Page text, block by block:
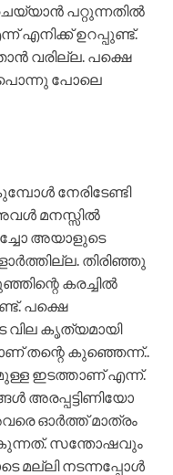
പറ്റുന്നതിൽ
എനിക്ക് ഉറപ്പുണ്ട്.
വരില്ല. പക്ഷെ
പൊന്നു പോലെ
നേരിടേണ്ടി
മനസ്സിൽ
അയാളുടെ
തിരിഞ്ഞു
കരച്ചിൽ
പക്ഷെ
കൃത്യമായി
തന്റെ കുഞ്ഞെന്ന്..
ഇടത്താണ് എന്ന്.
അരപ്പട്ടിണിയോ
ഓർത്ത് മാത്രം
സന്തോഷവും
മല്ലി നടന്നപ്പോൾ